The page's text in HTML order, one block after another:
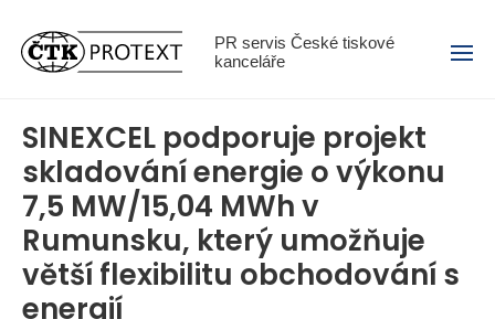
PR servis České tiskové
kanceláře
Menu
SINEXCEL podporuje projekt
skladování energie o výkonu
7,5 MW/15,04 MWh v
Rumunsku, který umožňuje
větší flexibilitu obchodování s
energií